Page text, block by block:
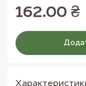
162.00 ₴
Товар